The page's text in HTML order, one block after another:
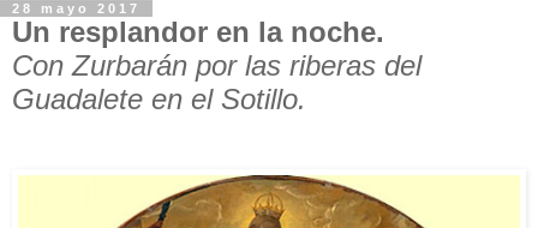
28 mayo 2017
Un resplandor en la noche.
Con Zurbarán por las riberas del
Guadalete en el Sotillo.